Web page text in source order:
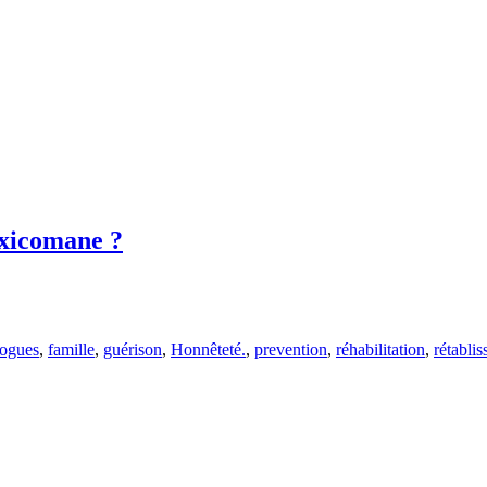
?
, famille, guérison, Honnêteté., prevention, réhabilitation,